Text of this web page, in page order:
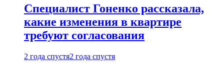
Специалист Гоненко рассказала,
какие изменения в квартире
требуют согласования
2 года спустя2 года спустя